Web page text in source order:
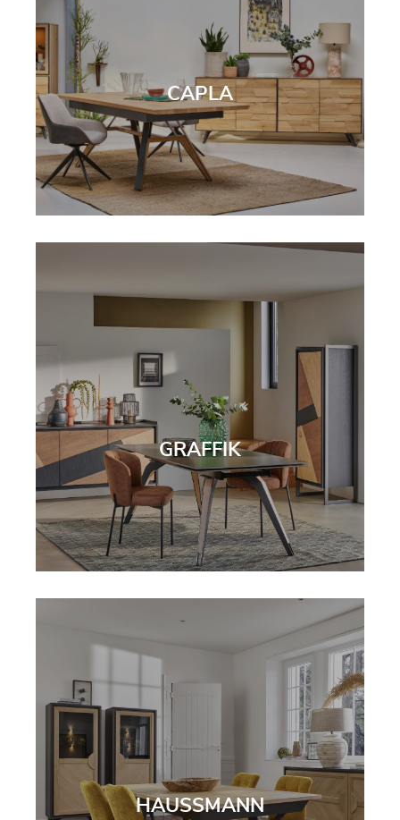
CAPLA
GRAFFIK
HAUSSMANN